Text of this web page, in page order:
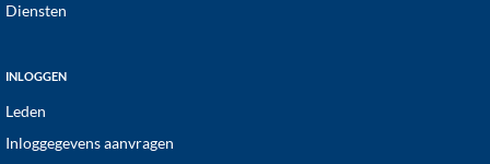
Diensten
INLOGGEN
Leden
Inloggegevens aanvragen